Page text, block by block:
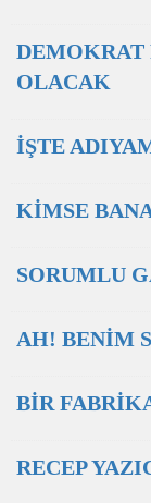
DEMOKRAT
OLACAK
İŞTE
KİMSE
SORUMLU
AH! BENİM
BİR
RECEP